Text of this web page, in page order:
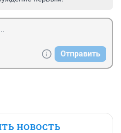
Отправить
НОВОСТЬ